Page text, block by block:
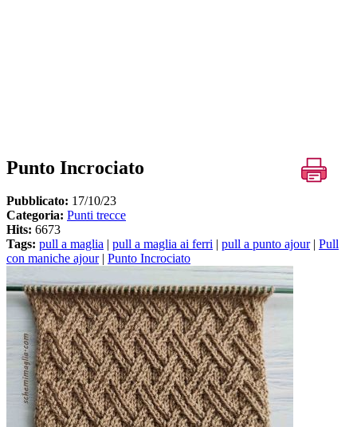
Punto Incrociato
Pubblicato: 17/10/23
Categoria: Punti trecce
Hits: 6673
Tags: pull a maglia pull a maglia ai ferri pull a punto ajour| Pull
con maniche ajour| Punto Incrociato